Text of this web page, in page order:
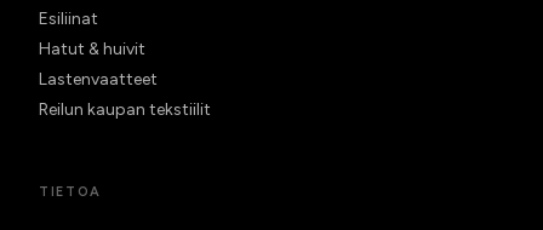
Esiliinat
Hatut & huivit
Lastenvaatteet
Reilun kaupan tekstiilit
TIETOA